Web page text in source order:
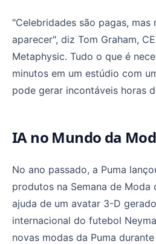
"Celebridades são pagas, mas
aparecer", diz Tom Graham,
Metaphysic. Tudo o que é
minutos em um estúdio com
pode gerar incontáveis horas
IA no Mundo da
No ano passado, a Puma
produtos na Semana de Moda
ajuda de um avatar 3-D
internacional do futebol
novas modas da Puma